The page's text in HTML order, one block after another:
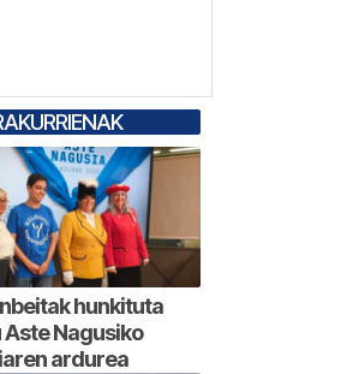
hunkituta
Nagusiko
ardurea